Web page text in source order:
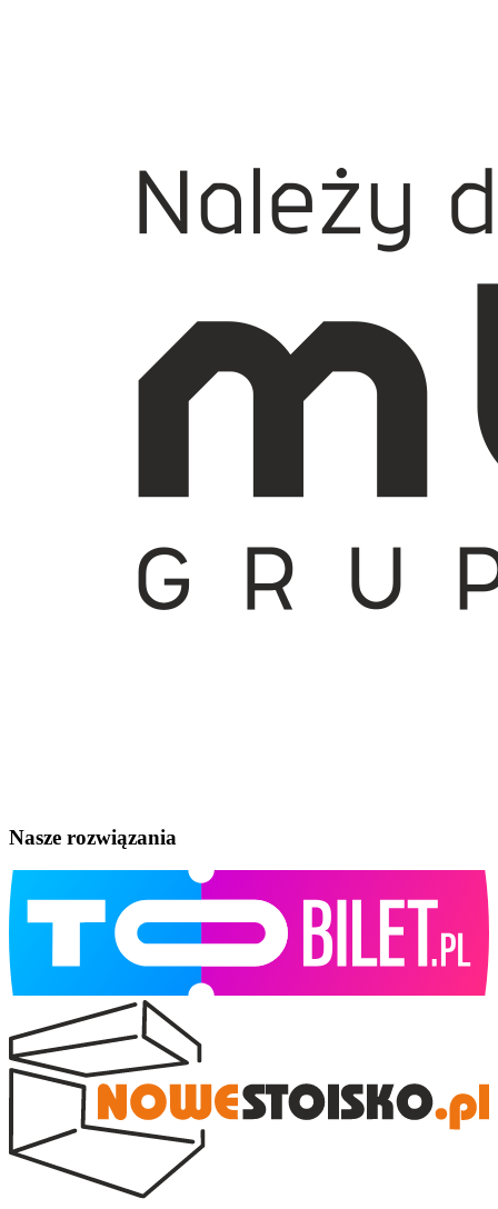
Nasze rozwiązania